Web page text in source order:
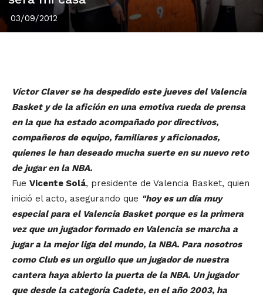
03/09/2012
Víctor Claver se ha despedido este jueves del Valencia
Basket y de la afición en una emotiva rueda de prensa
en la que ha estado acompañado por directivos,
compañeros de equipo, familiares y aficionados,
quienes le han deseado mucha suerte en su nuevo reto
de jugar en la NBA.
Fue Vicente Solá, presidente de Valencia Basket, quien
inició el acto, asegurando que "hoy es un día muy
especial para el Valencia Basket porque es la primera
vez que un jugador formado en Valencia se marcha a
jugar a la mejor liga del mundo, la NBA. Para nosotros
como Club es un orgullo que un jugador de nuestra
cantera haya abierto la puerta de la NBA. Un jugador
que desde la categoría Cadete, en el año 2003, ha